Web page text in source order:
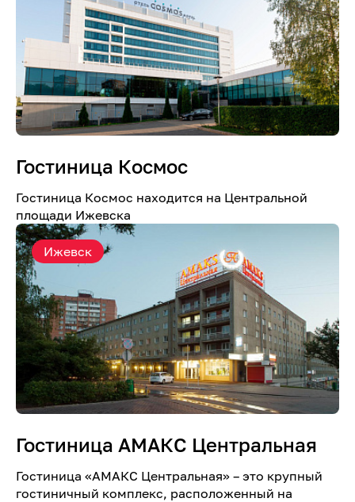
Гостиница Космос
Гостиница Космос находится на Центральной
площади Ижевска
Ижевск
Гостиница АМАКС Центральная
Гостиница «AMАКС Центральная» – это крупный
гостиничный комплекс, расположенный на